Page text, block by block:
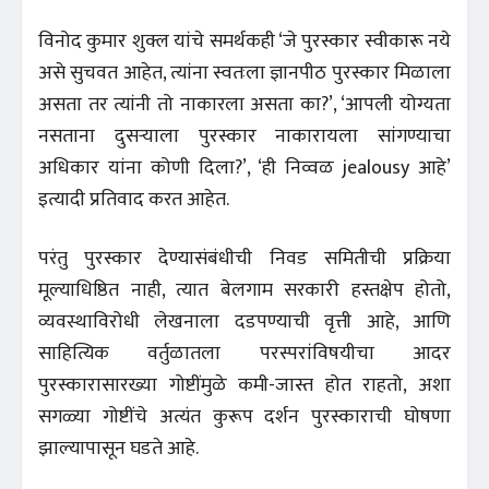
विनोद कुमार शुक्ल यांचे समर्थकही ‘जे पुरस्कार स्वीकारू नये
असे सुचवत आहेत, त्यांना स्वतःला ज्ञानपीठ पुरस्कार मिळाला
असता तर त्यांनी तो नाकारला असता का?’, ‘आपली योग्यता
नसताना दुसऱ्याला पुरस्कार नाकारायला सांगण्याचा
अधिकार यांना कोणी दिला?’, ‘ही निव्वळ jealousy आहे’
इत्यादी प्रतिवाद करत आहेत.
परंतु पुरस्कार देण्यासंबंधीची निवड समितीची प्रक्रिया
मूल्याधिष्ठित नाही, त्यात बेलगाम सरकारी हस्तक्षेप होतो,
व्यवस्थाविरोधी लेखनाला दडपण्याची वृत्ती आहे, आणि
साहित्यिक वर्तुळातला परस्परांविषयीचा आदर
पुरस्कारासारख्या गोष्टींमुळे कमी-जास्त होत राहतो, अशा
सगळ्या गोष्टींचे अत्यंत कुरूप दर्शन पुरस्काराची घोषणा
झाल्यापासून घडते आहे.